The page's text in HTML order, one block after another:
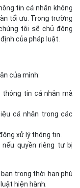
tin cá nhân không
tối ưu. Trong trường
tôi sẽ chủ động
của pháp luật.
của mình:
thông tin cá nhân mà
cá nhân trong các
xử lý thông tin.
quyền riêng tư bị
trong thời hạn phù
hiện hành.